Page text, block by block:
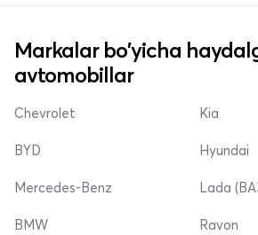
Markalar bo'yicha
avtomobillar
Chevrolet
BYD
Mercedes-Benz
Kia
Hyundai
Lada
BMW Ravon